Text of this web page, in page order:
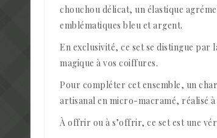
chouchou délicat, un élastique
emblématiques bleu et argent.
En exclusivité, ce set se distingue par
magique à vos coiffures.
Pour compléter cet ensemble, un
artisanal en micro-macramé, réalisé
À offrir ou à s’offrir, ce set est une